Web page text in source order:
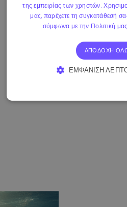
της εμπειρίας των χρηστών.
μας, παρέχετε τη συγκατάθεσή
σύμφωνα με την Πολιτική
ΑΠΟΔΟΧΉ
ΕΜΦΆΝΙΣΗ